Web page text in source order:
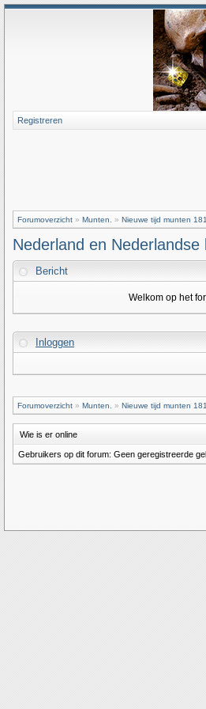
Registreren
Forumoverzicht » Munten. » Nieuwe tijd munten
Nederland en
Bericht
Welkom op het
Inloggen
Forumoverzicht » Munten. » Nieuwe tijd munten
Wie is er online
Gebruikers op dit forum: Geen geregistreerde